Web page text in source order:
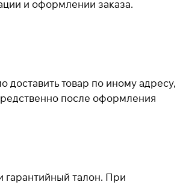
и оформлении заказа.
доставить товар по иному адресу,
после оформления
гарантийный талон. При